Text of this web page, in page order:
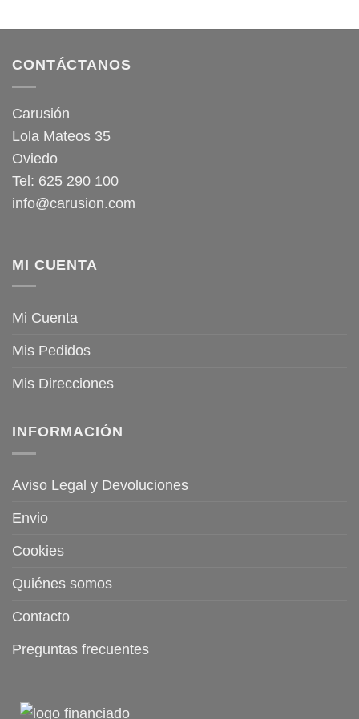
CONTÁCTANOS
Carusión
Lola Mateos 35
Oviedo
Tel: 625 290 100
info@carusion.com
MI CUENTA
Mi Cuenta
Mis Pedidos
Mis Direcciones
INFORMACIÓN
Aviso Legal y Devoluciones
Envio
Cookies
Quiénes somos
Contacto
Preguntas frecuentes